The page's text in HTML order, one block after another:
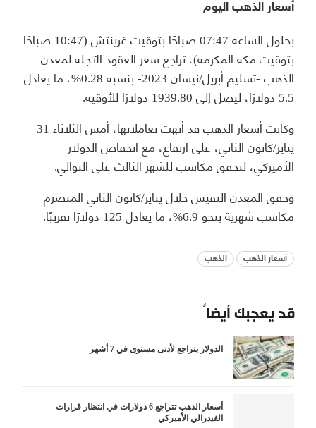
أسعار الذهب اليوم
بحلول الساعة 07:47 صباحًا بتوقيت غرينتش (10:47 صباحًا
بتوقيت مكة المكرمة)، تراجع سعر العقود الآجلة لمعدن
الذهب -تسليم أبريل/نيسان 2023- بنسبة 0.28%، ما يعادل
5.5 دولارًا، ليصل إلى 1939.80 دولارًا للأوقية.
وكانت أسعار الذهب قد أنهت تعاملاتها، أمس الثلاثاء 31
يناير/كانون الثاني، على ارتفاع، مع انخفاض الدولار
الأميركي، لتحقق مكاسب للشهر الثالث على التوالي.
وحقق المعدن النفيس خلال يناير/كانون الثاني المنصرم
مكاسب شهرية بنحو 6.9%، ما يعادل 125 دولارًا تقريبًا.
أسعار الذهب الذهب
قد يعجبك أيضاً
الدولار يتراجع لأدنى مستوى في 7 أشهر
أسعار الذهب تتراجع 6 دولارات في انتظار قرارات
الفيدرالي الأميركي